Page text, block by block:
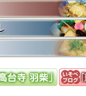
高
お
12/15
高
た
来
ぜ
12/
10/20
高